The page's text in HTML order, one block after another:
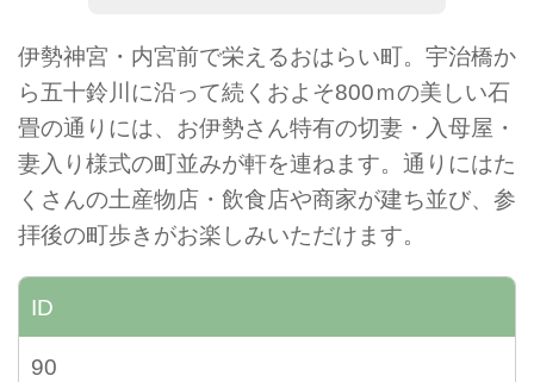
伊勢神宮・内宮前で栄えるおはらい町。宇治橋か
ら五十鈴川に沿って続くおよそ800ｍの美しい石
畳の通りには、お伊勢さん特有の切妻・入母屋・
妻入り様式の町並みが軒を連ねます。通りにはた
くさんの土産物店・飲食店や商家が建ち並び、参
拝後の町歩きがお楽しみいただけます。
ID
90